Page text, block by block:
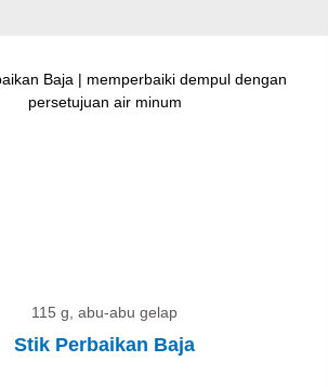
115 g, abu-abu gelap
Stik Perbaikan Baja